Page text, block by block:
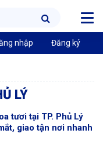
nhập Đăng ký
LÝ
tươi tại TP. Phủ Lý
giao tận nơi nhanh